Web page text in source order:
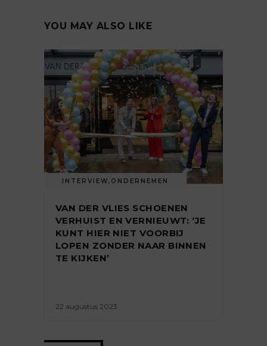
YOU MAY ALSO LIKE
INTERVIEW, ONDERNEMEN
VAN DER VLIES SCHOENEN
VERHUIST EN VERNIEUWT: ‘JE
KUNT HIER NIET VOORBIJ
LOPEN ZONDER NAAR BINNEN
TE KIJKEN’
22 augustus 2023